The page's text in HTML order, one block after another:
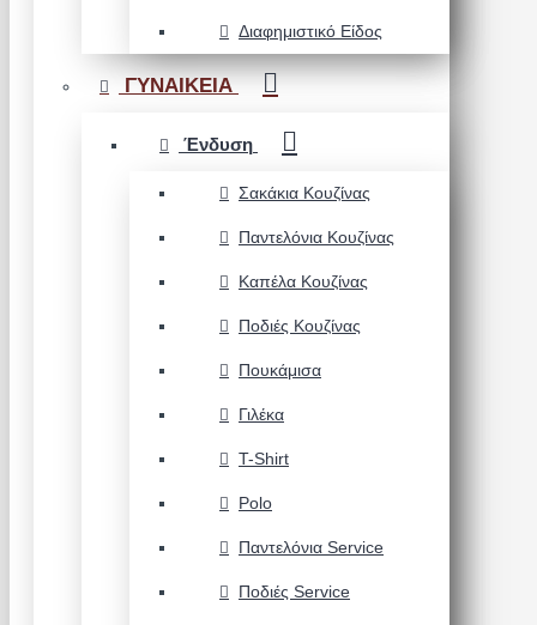
Διαφημιστικό Είδος
ΓΥΝΑΙΚΕΙΑ
Ένδυση
Σακάκια Κουζίνας
Παντελόνια Κουζίνας
Καπέλα Κουζίνας
Ποδιές Κουζίνας
Πουκάμισα
Γιλέκα
T-Shirt
Polo
Παντελόνια Service
Ποδιές Service